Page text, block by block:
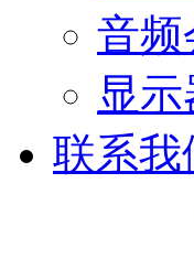
音频
显
联系我